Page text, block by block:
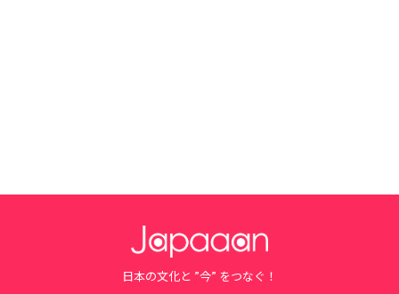
日本の文化と ”今” をつなぐ！